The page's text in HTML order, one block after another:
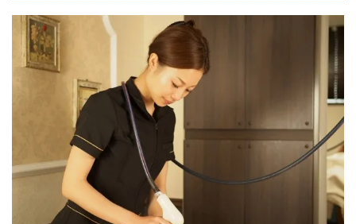
家庭用脱毛器ケノンでヒゲ脱毛の効果を
回数と写真で実際の状態を検証｜カート
リッジは何を使う？
ケノンでシミ・色素沈着がある肌でも脱
毛できる？効果はあるの？
ケノンでシミ・色素沈着がある肌でも脱
毛できる？効果はあるの？
ケノンはホクロが多くても脱毛できる？
光脱毛の仕組みと対処法